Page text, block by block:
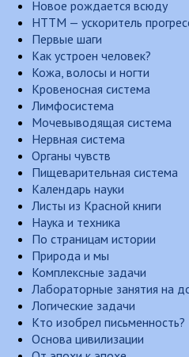
Новое рождается всюду
НТТМ — ускоритель
Первые шаги
Как устроен человек?
Кожа, волосы и ногти
Кровеносная система
Лимфосистема
Мочевыводящая система
Нервная система
Органы чувств
Пищеварительная система
Календарь науки
Листы из Красной книги
Наука и техника
По страницам истории
Природа и мы
Комплексные задачи
Лабораторные занятия на
Логические задачи
Кто изобрел письменность?
Основа цивилизации